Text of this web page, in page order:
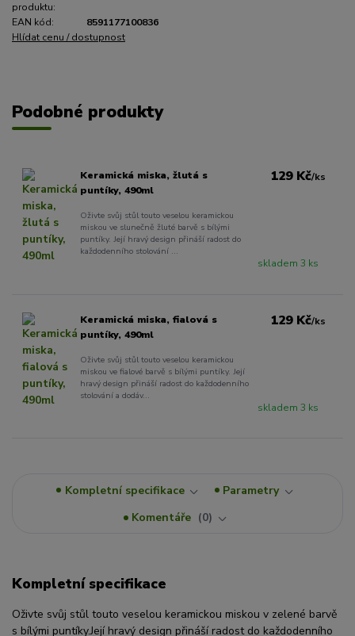
produktu:
EAN kód:
8591177100836
Hlídat cenu / dostupnost
Podobné produkty
Keramická miska, žlutá s
puntíky, 490ml
Oživte svůj stůl touto veselou keramickou
miskou ve slunečně žluté barvě s bílými
puntíky. Její hravý design přináší radost do
každodenního stolování ...
129 Kč/ks
skladem 3 ks
Keramická miska, fialová s
puntíky, 490ml
Oživte svůj stůl touto veselou keramickou
miskou ve fialové barvě s bílými puntíky. Její
hravý design přináší radost do každodenního
stolování a dodáv...
129 Kč/ks
skladem 3 ks
Kompletní specifikace
Parametry
Komentáře
0
Kompletní specifikace
Oživte svůj stůl touto veselou keramickou miskou v zelené barvě
s bílými puntíky.Její hravý design přináší radost do každodenního